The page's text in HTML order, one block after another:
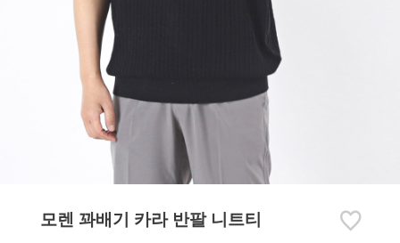
모렌 꽈배기 카라 반팔 니트티